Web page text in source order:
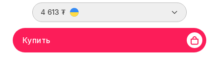
4 613 ₮
Купить